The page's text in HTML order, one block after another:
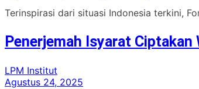
Terinspirasi dari situasi Indonesia terkini,
Penerjemah Isyarat
LPM Institut
Agustus 24, 2025